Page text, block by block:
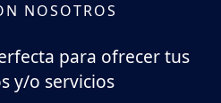
NOSOTROS
para ofrecer tus
y/o servicios